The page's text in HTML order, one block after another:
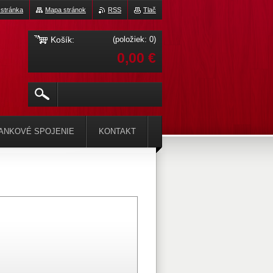
SPOJENIE KONTAKT
Tlač
RSS
Mapa stránok
Košík: (položiek: 0)
0,00 €